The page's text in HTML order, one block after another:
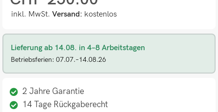
inkl. MwSt. Versand: kostenlos
Lieferung ab 14.08. in 4–8 Arbeitstagen
Betriebsferien: 07.07.–14.08.26
2 Jahre Garantie
14 Tage Rückgaberecht